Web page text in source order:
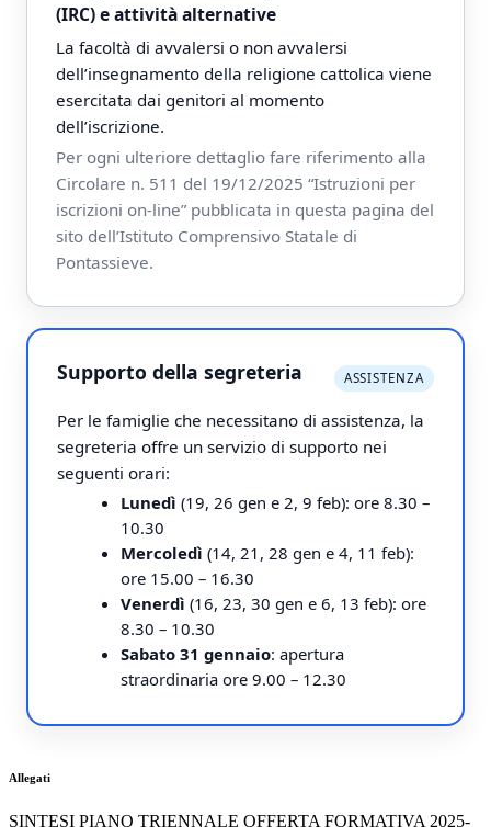
(IRC) e attività alternative
La facoltà di avvalersi o non avvalersi
dell’insegnamento della religione cattolica viene
esercitata dai genitori al momento
dell’iscrizione.
Per ogni ulteriore dettaglio fare riferimento alla
Circolare n. 511 del 19/12/2025 “Istruzioni per
iscrizioni on-line” pubblicata in questa pagina del
sito dell’Istituto Comprensivo Statale di
Pontassieve.
Supporto della segreteria ASSISTENZA
Per le famiglie che necessitano di assistenza, la
segreteria offre un servizio di supporto nei
seguenti orari:
Lunedì (19, 26 gen e 2, 9 feb): ore 8.30 –
10.30
Mercoledì (14, 21, 28 gen e 4, 11 feb):
ore 15.00 – 16.30
Venerdì (16, 23, 30 gen e 6, 13 feb): ore
8.30 – 10.30
Sabato 31 gennaio: apertura
straordinaria ore 9.00 – 12.30
Allegati
SINTESI PIANO TRIENNALE OFFERTA FORMATIVA 2025-